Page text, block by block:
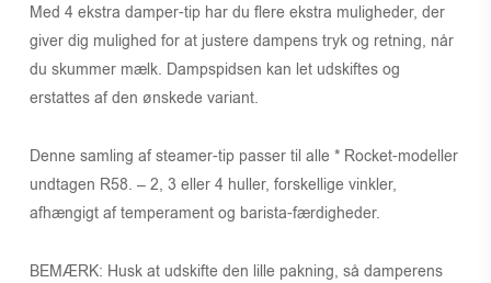
Med 4 ekstra damper-tip har du flere ekstra muligheder, der
giver dig mulighed for at justere dampens tryk og retning, når
du skummer mælk. Dampspidsen kan let udskiftes og
erstattes af den ønskede variant.
Denne samling af steamer-tip passer til alle * Rocket-modeller
undtagen R58. – 2, 3 eller 4 huller, forskellige vinkler,
afhængigt af temperament og barista-færdigheder.
BEMÆRK: Husk at udskifte den lille pakning, så damperens